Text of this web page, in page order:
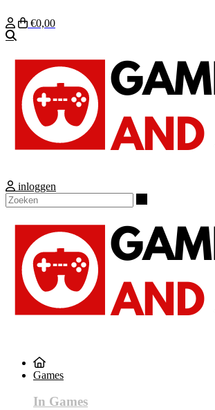
€0,00
inloggen
Games
In Games